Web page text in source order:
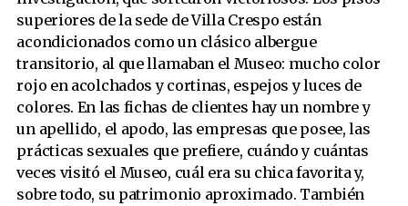
superiores de la sede de Villa Crespo están
acondicionados como un clásico albergue
transitorio, al que llamaban el Museo: mucho color
rojo en acolchados y cortinas, espejos y luces de
colores. En las fichas de clientes hay un nombre y
un apellido, el apodo, las empresas que posee, las
prácticas sexuales que prefiere, cuándo y cuántas
veces visitó el Museo, cuál era su chica favorita y,
sobre todo, su patrimonio aproximado. También